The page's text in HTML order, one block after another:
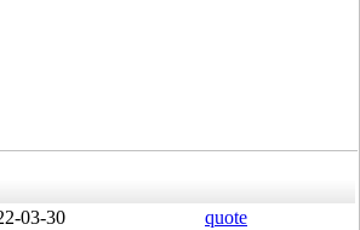
03-30 quote